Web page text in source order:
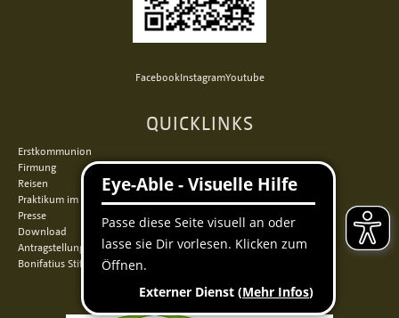
FacebookInstagramYoutube
QUICKLINKS
Erstkommunion
Firmung
Reisen
Praktikum im Norden
Presse
Download
Antragstellung
Bonifatius Stiftungszentrum